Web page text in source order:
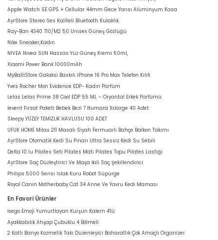
Apple Watch SE GPS + Cellular 44mm Gece Yarısı Alüminyum Kasa
AyrStore Stereo Ses Kaliteli Bluetooth Kulaklık
Ray-Ban 4340 710/M2 50 Unisex Güneş Gözlüğü
Nike Sneaker,Kadın
NIVEA Nivea SUN Hassas Yüz Güneş Kremi 50ml,
Xiaomi Power Bank 10000mAh
MyBalliStore Galaksi Baskılı iPhone 16 Pro Max Telefon Kılıfı
Yves Rocher Mon Evidence EDP- Kadın Parfüm
Lelas Lelas Prime 38 Cool EDP 55 ML – Oryantal Erkek Parfümü
levent Fırsat Paketi Bebek Bezi 7 Numara Xxlarge 40 Adet
Sleepy YÜZEY TEMİZLİK HAVLUSU 100 ADET
UFUK HOME Milas 211 Masalı Siyah Fermuarlı Bahçe Balkon Takımı
AyrStore Otomatik Kedi Su Pınarı Ultra Sessiz Kedi Su Sebili
Delta 10 lu Pilates Seti Pilates Matı Pilates Topu Pilates Lastiği
AyrStore Saç Düzleştirici Ve Maşa İkili Saç Şekillendirici
Philips 5000 Serisi Islak Kuru Robot Süpürge
Royal Canin Motherbaby Cat 34 Anne Ve Yavru Kedi Maması
En Favori Ürünler
İsego Emoji Yumurtlayan Kurşun Kalem 4'lü
Ayakkabılık Ahşap Çubuklu 4 Bölmeli
2 Katlı Banyo Kozmetik Takı Düzenleyici Baharatlık Çok Amaçlı Organizer